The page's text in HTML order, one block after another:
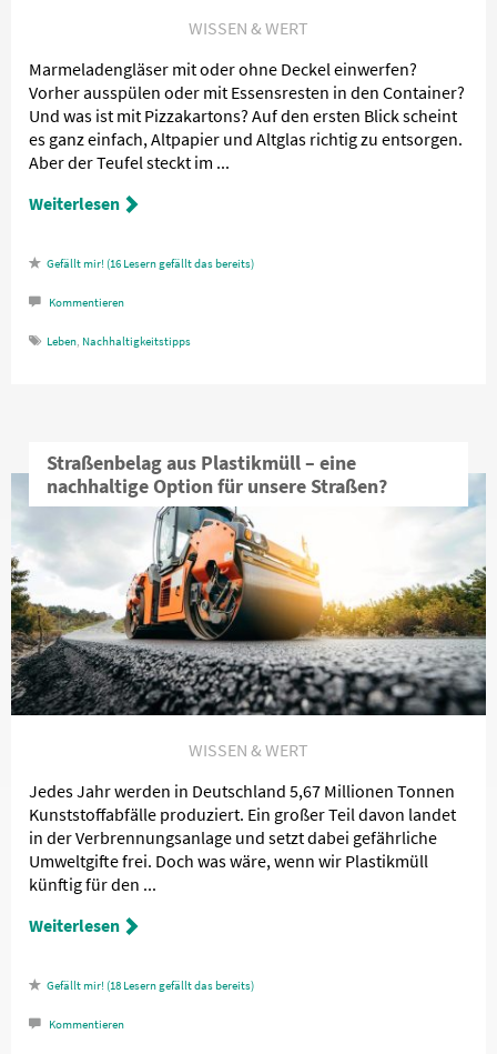
WISSEN & WERT
Marmeladengläser mit oder ohne Deckel einwerfen?
Vorher ausspülen oder mit Essensresten in den Container?
Und was ist mit Pizzakartons? Auf den ersten Blick scheint
es ganz einfach, Altpapier und Altglas richtig zu entsorgen.
Aber der Teufel steckt im ...
Weiterlesen
16 Lesern gefällt das
Kommentieren
Leben, Nachhaltigkeitstipps
Straßenbelag aus Plastikmüll – eine
nachhaltige Option für unsere Straßen?
WISSEN & WERT
Jedes Jahr werden in Deutschland 5,67 Millionen Tonnen
Kunststoffabfälle produziert. Ein großer Teil davon landet
in der Verbrennungsanlage und setzt dabei gefährliche
Umweltgifte frei. Doch was wäre, wenn wir Plastikmüll
künftig für den ...
Weiterlesen
18 Lesern gefällt das
Kommentieren